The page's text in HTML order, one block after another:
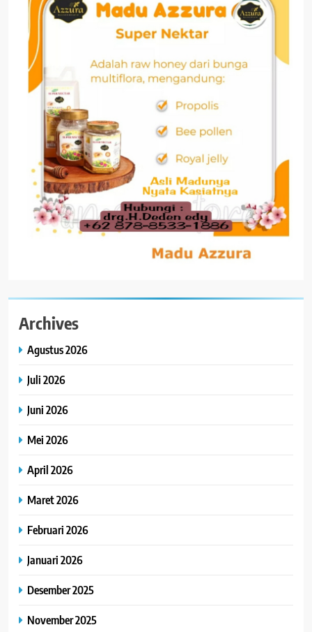
Archives
Agustus 2026
Juli 2026
Juni 2026
Mei 2026
April 2026
Maret 2026
Februari 2026
Januari 2026
Desember 2025
November 2025